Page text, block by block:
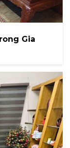
Gia